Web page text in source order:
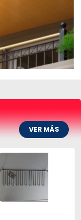
VER MÁS